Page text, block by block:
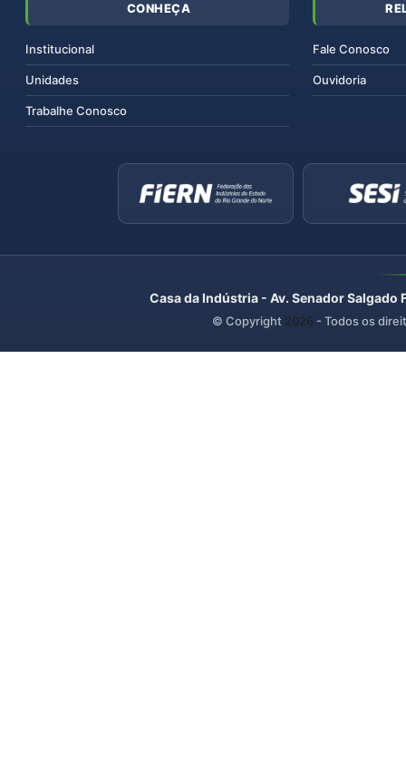
CONHEÇA
Institucional
Unidades
Trabalhe Conosco
Fale Conosco
Ouvidoria
Casa da Indústria - Av. Senador
© Copyright 2026 - Todos os